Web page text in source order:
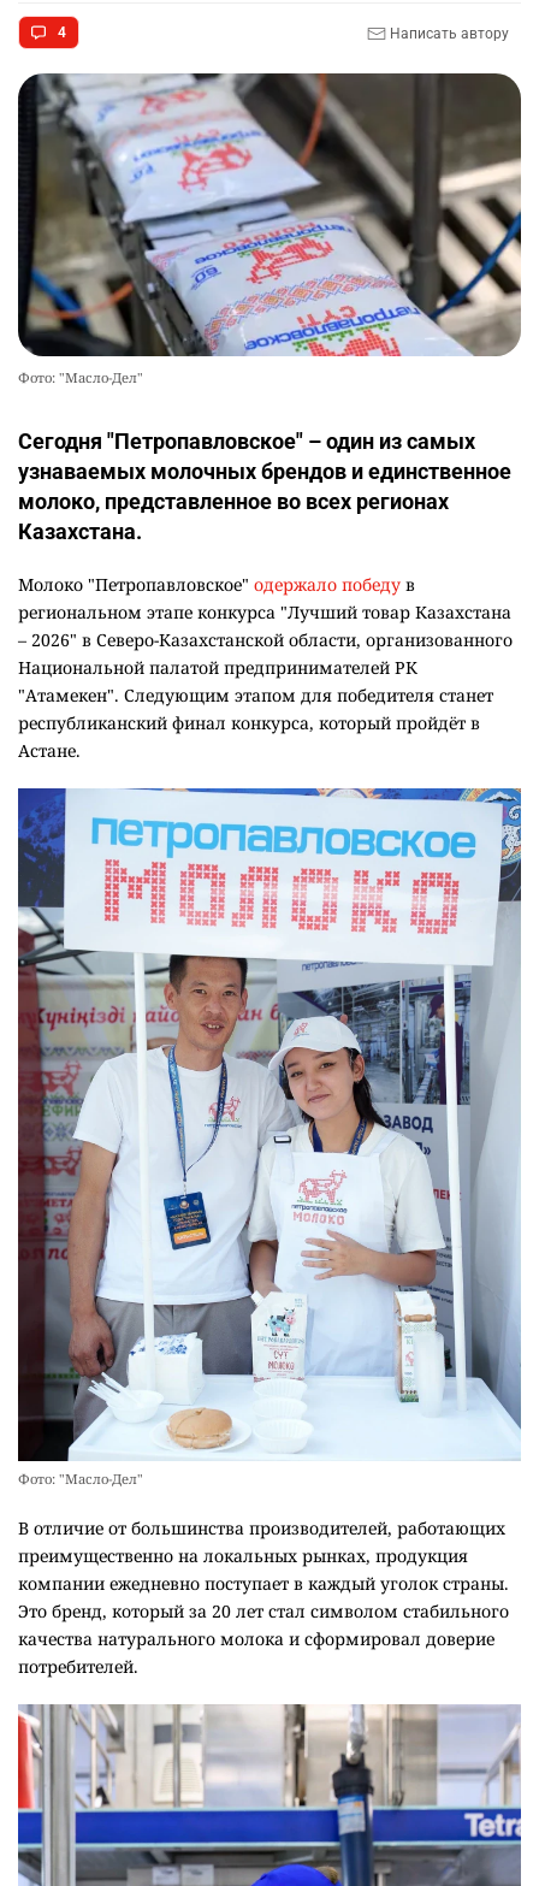
4 Написать автору
Фото: "Масло-Дел"
Сегодня "Петропавловское" – один из самых
узнаваемых молочных брендов и единственное
молоко, представленное во всех регионах
Казахстана.
Молоко "Петропавловское" одержало победу в
региональном этапе конкурса "Лучший товар Казахстана
– 2026" в Северо-Казахстанской области, организованного
Национальной палатой предпринимателей РК
"Атамекен". Следующим этапом для победителя станет
республиканский финал конкурса, который пройдёт в
Астане.
Фото: "Масло-Дел"
В отличие от большинства производителей, работающих
преимущественно на локальных рынках, продукция
компании ежедневно поступает в каждый уголок страны.
Это бренд, который за 20 лет стал символом стабильного
качества натурального молока и сформировал доверие
потребителей.